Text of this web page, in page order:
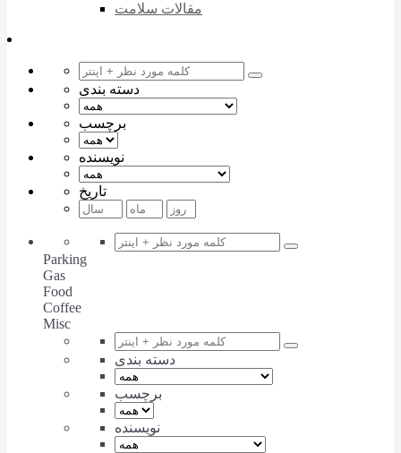
مقالات سلامت
دسته بندی
برچسب
نویسنده
تاریخ
Parking
Gas
Food
Coffee
Misc
دسته بندی
برچسب
نویسنده